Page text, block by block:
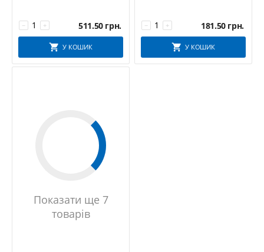
+
− 511.50 грн.
У КОШИК
+
− 181.50 грн.
У КОШИК
Показати ще 7
товарів